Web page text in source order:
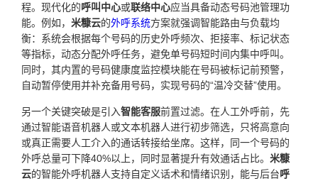
程。现代化的呼叫中心或联络中心应当具备动态号码池管理功
能。例如， 米糠云的外呼系统方案就强调智能路由与负载均
衡：系统会根据每个号码的历史外呼频次、拒接率、标记状态
等指标，动态分配外呼任务，避免单号码短时间内集中呼叫。
同时，其内置的号码健康度监控模块能在号码被标记前预警，
自动暂停使用并补充备用号码，实现号码的“温冷交替”使用。
另一个关键突破是引入智能客服前置过滤。在人工外呼前，先
通过智能语音机器人或文本机器人进行初步筛选，只将高意向
或真正需要人工介入的通话转接给坐席。这样，同一个号码的
外呼总量可下降40%以上，同时显著提升有效通话占比。 米糠
云的智能外呼机器人支持自定义话术和情绪识别，能与后台呼